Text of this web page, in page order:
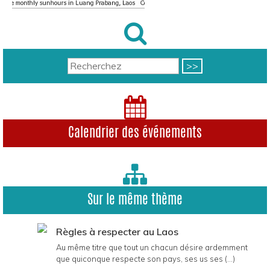
Calendrier des événements
Sur le même thème
Règles à respecter au Laos
Au même titre que tout un chacun désire ardemment
que quiconque respecte son pays, ses us ses (...)